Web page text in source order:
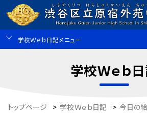
学校Ｗｅｂ日記メニュー
学校Ｗｅｂ
トップページ > 学校Ｗｅｂ日記 > 今日の